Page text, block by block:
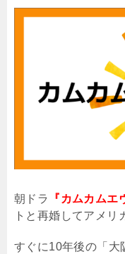
朝ドラ 『カムカムエ
トと再婚してアメリ
すぐに10年後の「大